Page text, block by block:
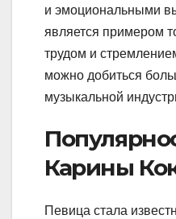
и эмоциональными
является примером
трудом и
можно добиться
музыкальной
Карины
Певица стала